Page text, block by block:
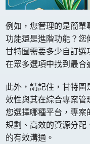
例如，您管理的是簡單
功能還是進階功能？您
甘特圖需要多少自訂選
在眾多選項中找到最合
此外，請記住，甘特
效性與其在綜合專案管
您選擇哪種平台，專案
規劃、高效的資源分配
的有效溝通。